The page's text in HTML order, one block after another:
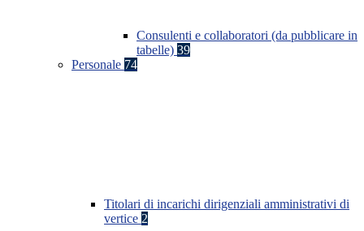
Consulenti e collaboratori (da pubblicare in
tabelle) 39
Personale 74
Titolari di incarichi dirigenziali amministrativi di
vertice 2